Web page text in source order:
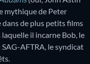
mythique de Peter
dans de plus petits films
il incarne Bob, le
AFTRA, le syndicat